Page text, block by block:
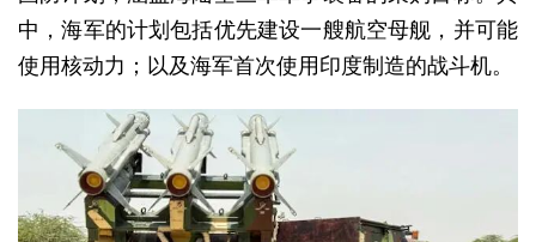
中，海军的计划包括优先建设一艘航空母舰，并可能
使用核动力；以及海军首次使用印度制造的战斗机。